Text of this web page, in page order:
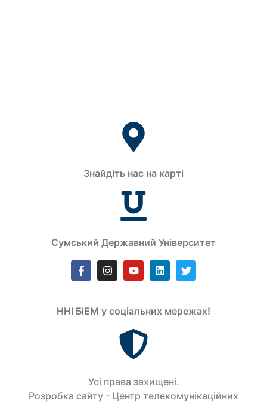
Знайдіть нас на карті
Сумський Державний Університет
ННІ БіЕМ у соціальних мережах!
Усi права захищенi.
Розробка сайту - Центр телекомунікаційних